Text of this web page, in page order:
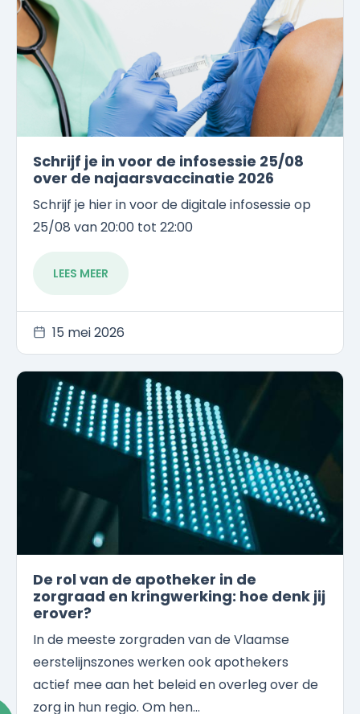
Schrijf je in voor de infosessie 25/08
over de najaarsvaccinatie 2026
Schrijf je hier in voor de digitale infosessie op
25/08 van 20:00 tot 22:00
LEES MEER
15 mei 2026
De rol van de apotheker in de
zorgraad en kringwerking: hoe denk jij
erover?
In de meeste zorgraden van de Vlaamse
eerstelijnszones werken ook apothekers
actief mee aan het beleid en overleg over de
zorg in hun regio. Om hen...